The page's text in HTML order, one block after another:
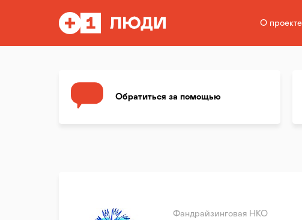
О проекте
Обратиться за помощью
Фандрайзинговая НКО